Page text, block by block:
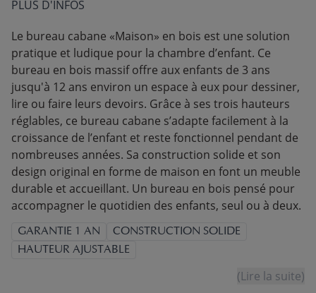
PLUS D'INFOS
Le bureau cabane «Maison» en bois est une solution
pratique et ludique pour la chambre d’enfant. Ce
bureau en bois massif offre aux enfants de 3 ans
jusqu'à 12 ans environ un espace à eux pour dessiner,
lire ou faire leurs devoirs. Grâce à ses trois hauteurs
réglables, ce bureau cabane s’adapte facilement à la
croissance de l’enfant et reste fonctionnel pendant de
nombreuses années. Sa construction solide et son
design original en forme de maison en font un meuble
durable et accueillant. Un bureau en bois pensé pour
accompagner le quotidien des enfants, seul ou à deux.
GARANTIE 1 AN
CONSTRUCTION SOLIDE
HAUTEUR AJUSTABLE
(Lire la suite)